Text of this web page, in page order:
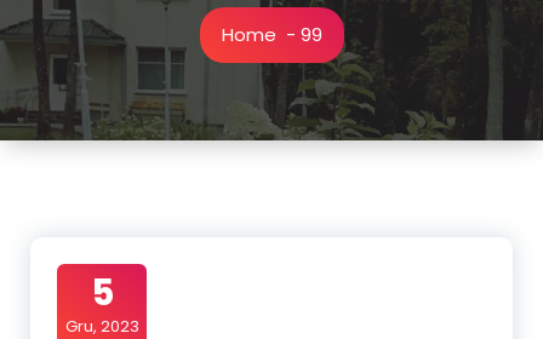
Home - 99
5
Gru, 2023